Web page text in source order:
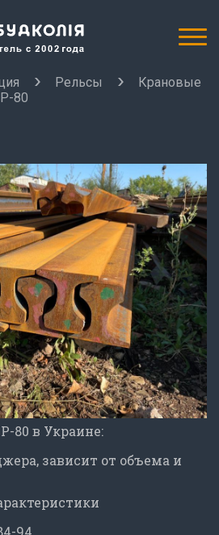
Рельсы
Крановые
80
80 в Украине:
зависит от объема и
94